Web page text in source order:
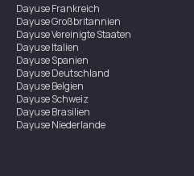
DayuseFrankreich
DayuseGroßbritannien
DayuseVereinigte Staaten
DayuseItalien
DayuseSpanien
DayuseDeutschland
DayuseBelgien
DayuseSchweiz
DayuseBrasilien
DayuseNiederlande